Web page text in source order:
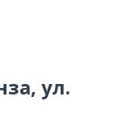
ул.